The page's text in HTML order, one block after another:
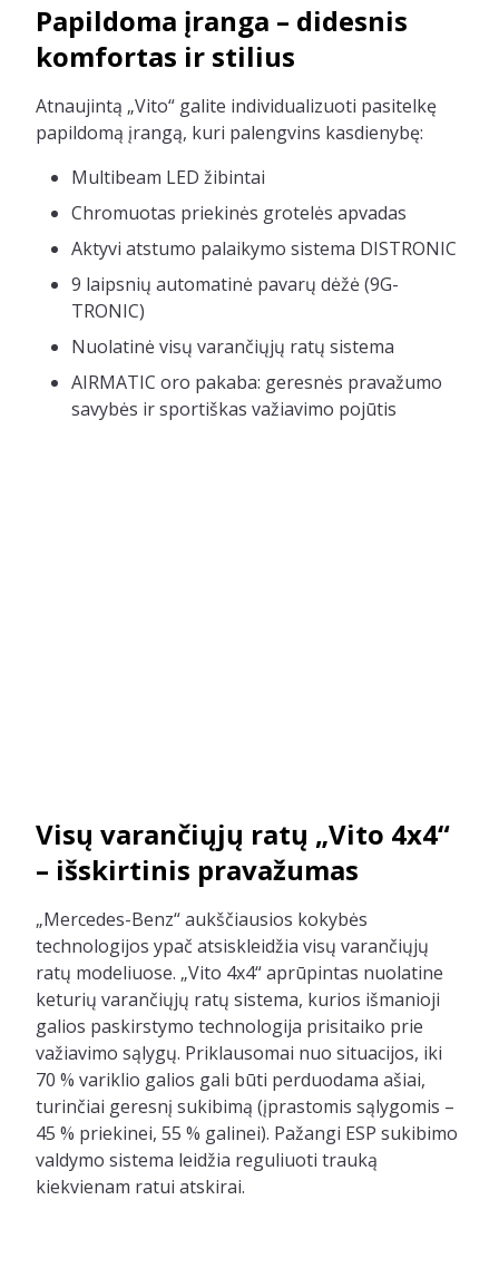
Papildoma įranga – didesnis
komfortas ir stilius
Atnaujintą „Vito“ galite individualizuoti pasitelkę
papildomą įrangą, kuri palengvins kasdienybę:
Multibeam LED žibintai
Chromuotas priekinės grotelės apvadas
Aktyvi atstumo palaikymo sistema DISTRONIC
9 laipsnių automatinė pavarų dėžė (9G-
TRONIC)
Nuolatinė visų varančiųjų ratų sistema
AIRMATIC oro pakaba: geresnės pravažumo
savybės ir sportiškas važiavimo pojūtis
Visų varančiųjų ratų „Vito 4x4“
– išskirtinis pravažumas
„Mercedes-Benz“ aukščiausios kokybės
technologijos ypač atsiskleidžia visų varančiųjų
ratų modeliuose. „Vito 4x4“ aprūpintas nuolatine
keturių varančiųjų ratų sistema, kurios išmanioji
galios paskirstymo technologija prisitaiko prie
važiavimo sąlygų. Priklausomai nuo situacijos, iki
70 % variklio galios gali būti perduodama ašiai,
turinčiai geresnį sukibimą (įprastomis sąlygomis –
45 % priekinei, 55 % galinei). Pažangi ESP sukibimo
valdymo sistema leidžia reguliuoti trauką
kiekvienam ratui atskirai.